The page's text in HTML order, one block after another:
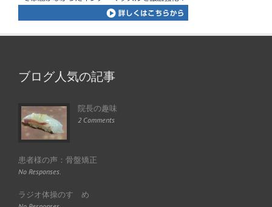
ブログ人気の記事
院長の趣味
2 Comments
患者様の声：骨盤矯正
No Responses.
ラジオ体操のすゝめ